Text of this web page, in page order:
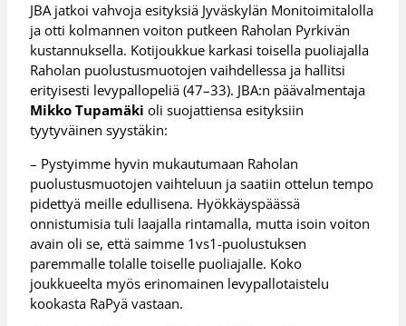
JBA jatkoi vahvoja esityksiä Jyväskylän Monitoimitalolla
ja otti kolmannen voiton putkeen Raholan Pyrkivän
kustannuksella. Kotijoukkue karkasi toisella puoliajalla
Raholan puolustusmuotojen vaihdellessa ja hallitsi
erityisesti levypallopeliä (47–33). JBA:n päävalmentaja
Mikko Tupamäki oli suojattiensa esityksiin
tyytyväinen syystäkin:
– Pystyimme hyvin mukautumaan Raholan
puolustusmuotojen vaihteluun ja saatiin ottelun tempo
pidettyä meille edullisena. Hyökkäyspäässä
onnistumisia tuli laajalla rintamalla, mutta isoin voiton
avain oli se, että saimme 1vs1-puolustuksen
paremmalle tolalle toiselle puoliajalle. Koko
joukkueelta myös erinomainen levypallotaistelu
kookasta RaPyä vastaan.